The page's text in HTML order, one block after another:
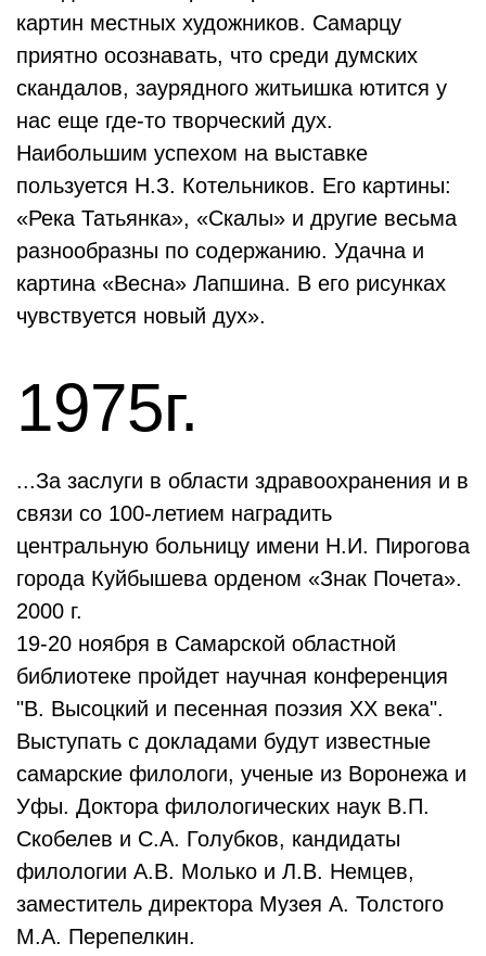
картин местных художников. Самарцу
приятно осознавать, что среди думских
скандалов, заурядного житьишка ютится у
нас еще где-то творческий дух.
Наибольшим успехом на выставке
пользуется Н.З. Котельников. Его картины:
«Река Татьянка», «Скалы» и другие весьма
разнообразны по содержанию. Удачна и
картина «Весна» Лапшина. В его рисунках
чувствуется новый дух».
1975г.
...За заслуги в области здравоохранения и в
связи со 100-летием наградить
центральную больницу имени Н.И. Пирогова
города Куйбышева орденом «Знак Почета».
2000 г.
19-20 ноября в Самарской областной
библиотеке пройдет научная конференция
"В. Высоцкий и песенная поэзия ХХ века".
Выступать с докладами будут известные
самарские филологи, ученые из Воронежа и
Уфы. Доктора филологических наук В.П.
Скобелев и С.А. Голубков, кандидаты
филологии А.В. Молько и Л.В. Немцев,
заместитель директора Музея А. Толстого
М.А. Перепелкин.